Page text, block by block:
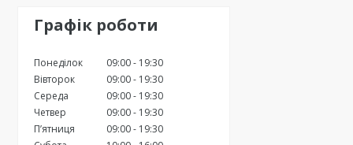
Графік роботи
Понеділок 09:00
19:30
Вівторок
09:00
19:30
Середа
09:00
19:30
Четвер
09:00
19:30
Пʼятниця
09:00
19:30